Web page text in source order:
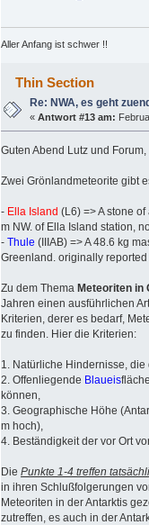
Aller Anfang ist schwer !!
Thin Section
Re: NWA, es geht
«Antwort #13 am:
Guten Abend Lutz und Forum,
Zwei Grönlandmeteorite gibt
- Ella Island (L6) => A stone
m NW. of Ella Island station,
- Thule (IIIAB) => A 48.6 kg
Greenland. originally reported
Zu dem Thema Meteoriten in
Jahren einen ausführlichen
Kriterien, derer es bedarf,
zu finden. Hier die Kriterien:
1. Natürliche Hindernisse, die
2. Offenliegende Blaueis
können,
3. Geographische Höhe
m hoch),
4. Beständigkeit der vor Ort
Die Punkte 1-4 treffen
in ihren Schlußfolgerungen
Meteoriten in der Antarktis
zutreffen, es auch in der